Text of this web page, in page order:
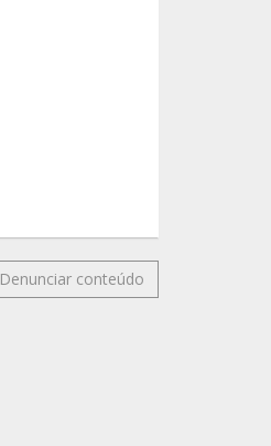
Denunciar conteúdo